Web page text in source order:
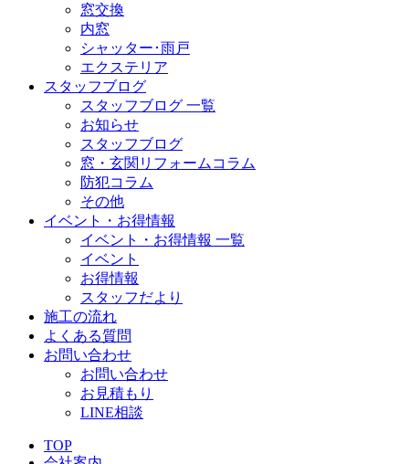
窓交換
内窓
シャッター･雨戸
エクステリア
スタッフブログ
スタッフブログ 一覧
お知らせ
スタッフブログ
窓・玄関リフォームコラム
防犯コラム
その他
イベント・お得情報
イベント・お得情報 一覧
イベント
お得情報
スタッフだより
施工の流れ
よくある質問
お問い合わせ
お問い合わせ
お見積もり
LINE相談
TOP